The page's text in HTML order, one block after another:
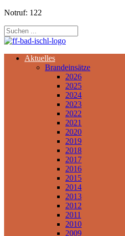
Notruf: 122
Aktuelles
Brandeinsätze
2026
2025
2024
2023
2022
2021
2020
2019
2018
2017
2016
2015
2014
2013
2012
2011
2010
2009